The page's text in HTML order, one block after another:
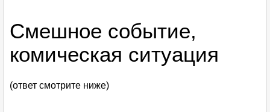
Смешное событие,
комическая ситуация
(ответ смотрите ниже)